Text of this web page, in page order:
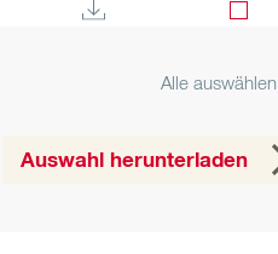
Alle auswählen
Auswahl herunterladen